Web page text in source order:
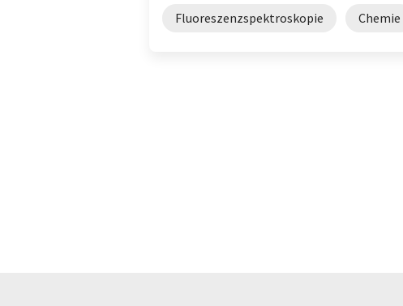
Fluoreszenzspektroskopie Chemie